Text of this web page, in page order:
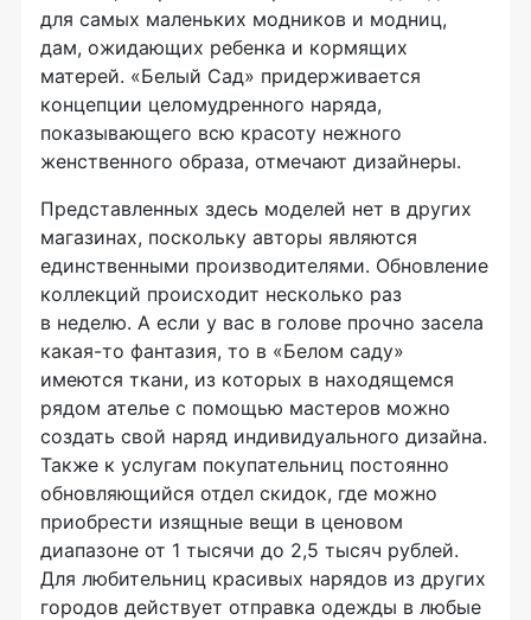
для самых маленьких модников и модниц,
дам, ожидающих ребенка и кормящих
матерей. «Белый Сад» придерживается
концепции целомудренного наряда,
показывающего всю красоту нежного
женственного образа, отмечают дизайнеры.
Представленных здесь моделей нет в других
магазинах, поскольку авторы являются
единственными производителями. Обновление
коллекций происходит несколько раз
в неделю. А если у вас в голове прочно засела
какая-то фантазия, то в «Белом саду»
имеются ткани, из которых в находящемся
рядом ателье с помощью мастеров можно
создать свой наряд индивидуального дизайна.
Также к услугам покупательниц постоянно
обновляющийся отдел скидок, где можно
приобрести изящные вещи в ценовом
диапазоне от 1 тысячи до 2,5 тысяч рублей.
Для любительниц красивых нарядов из других
городов действует отправка одежды в любые